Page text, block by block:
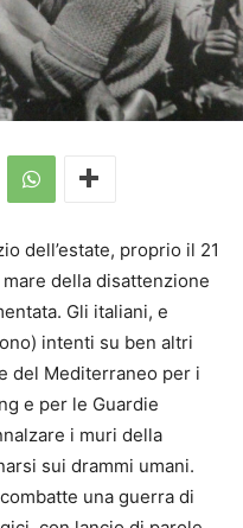
dell’estate, proprio il 21
della disattenzione
Gli italiani, e
intenti su ben altri
del Mediterraneo per i
e per le Guardie
i muri della
sui drammi umani.
una guerra di